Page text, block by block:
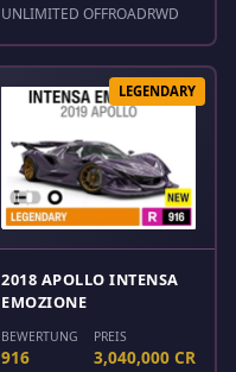
UNLIMITED OFFROADRWD
LEGENDARY
2018 APOLLO INTENSA
EMOZIONE
BEWERTUNG
916
PREIS
3,040,000 CR